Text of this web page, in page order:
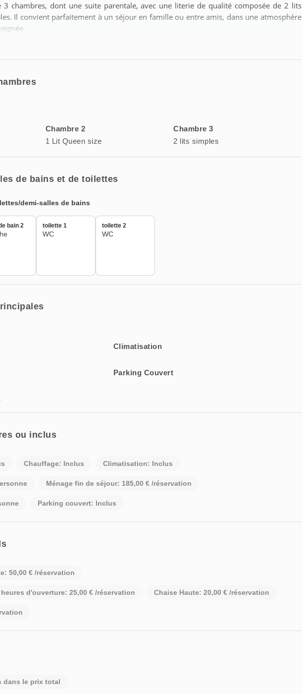
3 chambres, dont une suite parentale, avec une literie de qualité composée de 2 lits
Il convient parfaitement à un séjour en famille ou entre amis, dans une atmosphère
sous-sol complète le confort du séjour. Sur place, le service de conciergerie vous
de votre escapade à Sète, avec un accompagnement attentif avant et pendant
simples
Chambre 2
1 Lit Queen size
Chambre 3
2 lits simples
de bains et de toilettes
demi-salles de bains
bain 2 toilette 1
WC
toilette 2
WC
Climatisation
Parking Couvert
ou inclus
Chauffage: Inclus Climatisation: Inclus
Ménage fin de séjour: 185,00 € /réservation
Parking couvert: Inclus
50,00 € /réservation
d'ouverture: 25,00 € /réservation Chaise Haute: 20,00 € /réservation
dans le prix total